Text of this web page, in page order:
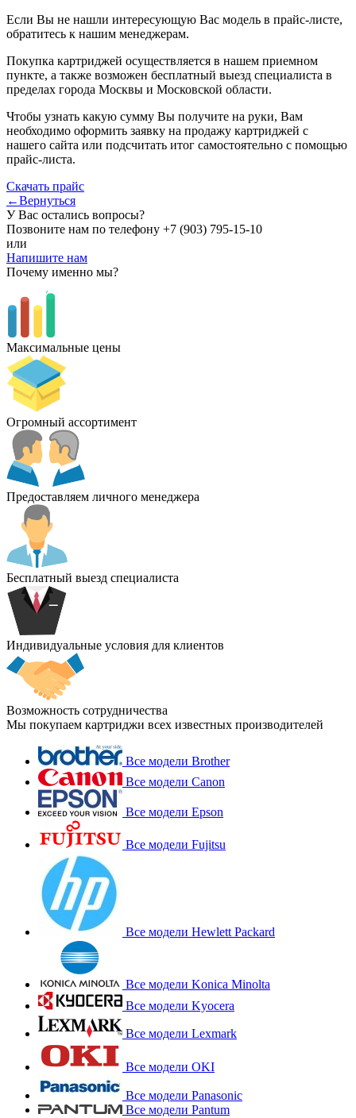
Если Вы не нашли интересующую Вас модель в прайс-листе,
обратитесь к нашим менеджерам.
Покупка картриджей осуществляется в нашем приемном
пункте, а также возможен бесплатный выезд специалиста в
пределах города Москвы и Московской области.
Чтобы узнать какую сумму Вы получите на руки, Вам
необходимо оформить заявку на продажу картриджей с
нашего сайта или подсчитать итог самостоятельно с помощью
прайс-листа.
Скачать прайс
←Вернуться
У Вас остались вопросы?
Позвоните нам по телефону +7 (903) 795-15-10
или
Напишите нам
Почему именно мы?
Максимальные цены
Огромный ассортимент
Предоставляем личного менеджера
Бесплатный выезд специалиста
Индивидуальные условия для клиентов
Возможность сотрудничества
Мы покупаем картриджи всех известных производителей
Все модели Brother
Все модели Canon
Все модели Epson
Все модели Fujitsu
Все модели Hewlett Packard
Все модели Konica Minolta
Все модели Kyocera
Все модели Lexmark
Все модели OKI
Все модели Panasonic
Все модели Pantum